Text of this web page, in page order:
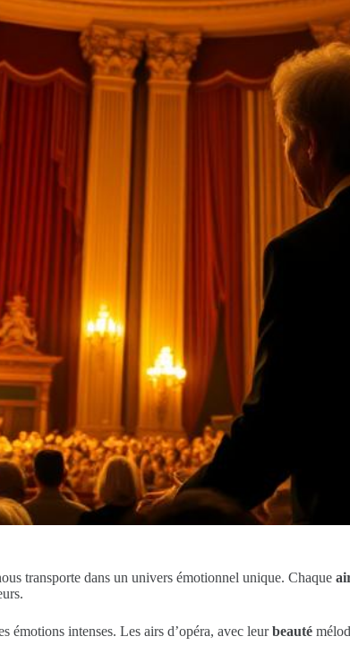
transporte dans un univers émotionnel unique. Chaque
émotions intenses. Les airs d’opéra, avec leurbeauté